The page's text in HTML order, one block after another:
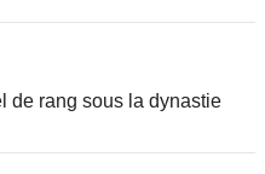
de rang sous la dynastie